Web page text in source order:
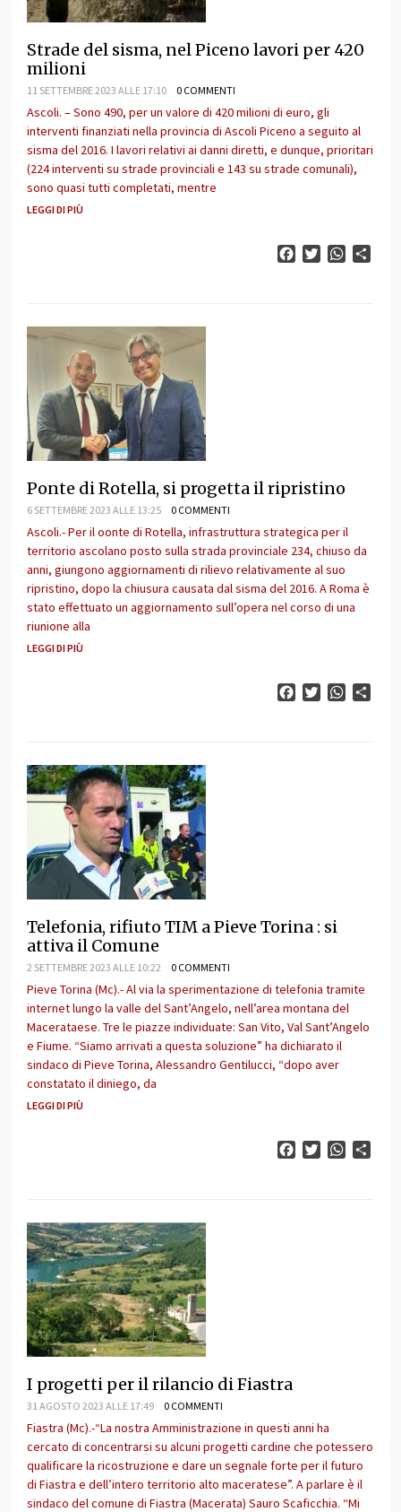
Strade del sisma, nel Piceno lavori per 420
milioni
11 SETTEMBRE 2023 ALLE 17:10 0 COMMENTI
Ascoli. – Sono 490, per un valore di 420 milioni di euro, gli
interventi finanziati nella provincia di Ascoli Piceno a seguito al
sisma del 2016. I lavori relativi ai danni diretti, e dunque, prioritari
(224 interventi su strade provinciali e 143 su strade comunali),
sono quasi tutti completati, mentre
LEGGI DI PIÙ
FacebookTwitter
Ponte di Rotella, si progetta il ripristino
6 SETTEMBRE 2023 ALLE 13:25 0 COMMENTI
Ascoli.- Per il oonte di Rotella, infrastruttura strategica per il
territorio ascolano posto sulla strada provinciale 234, chiuso da
anni, giungono aggiornamenti di rilievo relativamente al suo
ripristino, dopo la chiusura causata dal sisma del 2016. A Roma è
stato effettuato un aggiornamento sull’opera nel corso di una
riunione alla
LEGGI DI PIÙ
FacebookTwitter
Telefonia, rifiuto TIM a Pieve Torina : si
attiva il Comune
2 SETTEMBRE 2023 ALLE 10:22 0 COMMENTI
Pieve Torina (Mc).- Al via la sperimentazione di telefonia tramite
internet lungo la valle del Sant’Angelo, nell’area montana del
Macerataese. Tre le piazze individuate: San Vito, Val Sant’Angelo
e Fiume. “Siamo arrivati a questa soluzione” ha dichiarato il
sindaco di Pieve Torina, Alessandro Gentilucci, “dopo aver
constatato il diniego, da
LEGGI DI PIÙ
FacebookTwitter
I progetti per il rilancio di Fiastra
31 AGOSTO 2023 ALLE 17:49 0 COMMENTI
Fiastra (Mc).-“La nostra Amministrazione in questi anni ha
cercato di concentrarsi su alcuni progetti cardine che potessero
qualificare la ricostruzione e dare un segnale forte per il futuro
di Fiastra e dell’intero territorio alto maceratese”. A parlare è il
sindaco del comune di Fiastra (Macerata) Sauro Scaficchia. “Mi